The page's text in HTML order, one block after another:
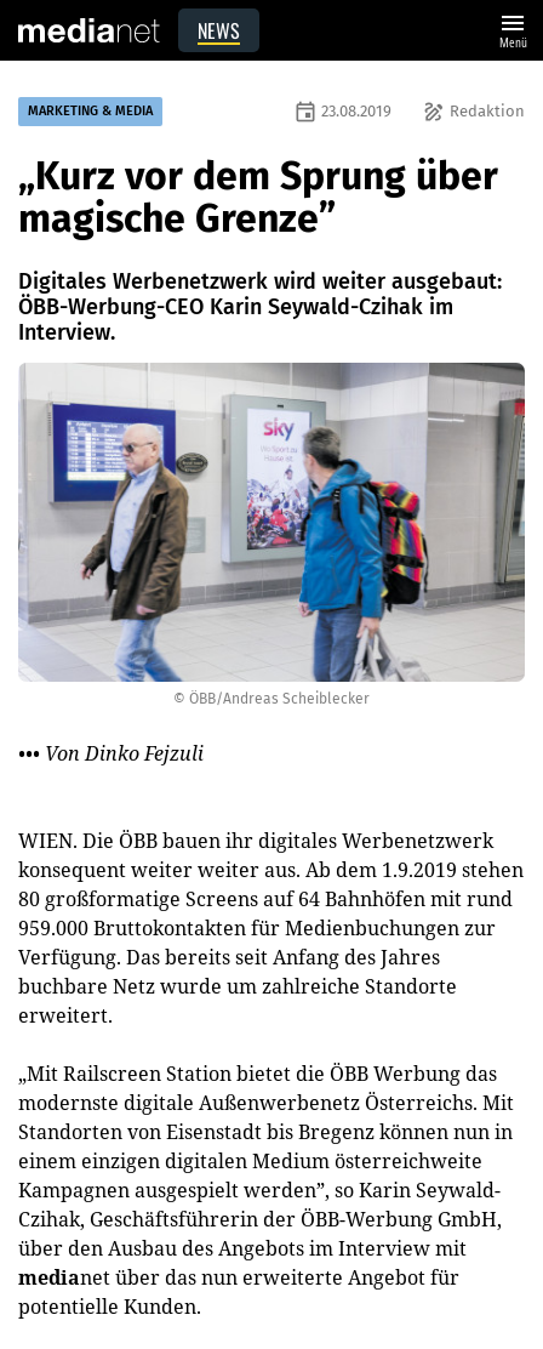
NEWS menu
Menü
© ÖBB/Andreas Scheiblecker
MARKETING & MEDIA draw Redaktion
event 23.08.2019
„Kurz vor dem Sprung über
magische Grenze”
Digitales Werbenetzwerk wird weiter ausgebaut:
ÖBB-Werbung-CEO Karin Seywald-Czihak im
Interview.
••• Von Dinko Fejzuli
WIEN. Die ÖBB bauen ihr digitales Werbenetzwerk
konsequent weiter weiter aus. Ab dem 1.9.2019 stehen
80 großformatige Screens auf 64 Bahnhöfen mit rund
959.000 Bruttokontakten für Medienbuchungen zur
Verfügung. Das bereits seit Anfang des Jahres
buchbare Netz wurde um zahlreiche Standorte
erweitert.
„Mit Railscreen Station bietet die ÖBB Werbung das
modernste digitale Außenwerbenetz Österreichs. Mit
Standorten von Eisenstadt bis Bregenz können nun in
einem einzigen digitalen Medium österreichweite
Kampagnen ausgespielt werden”, so Karin Seywald-
Czihak, Geschäftsführerin der ÖBB-Werbung GmbH,
über den Ausbau des Angebots im Interview mit
medianet über das nun erweiterte Angebot für
potentielle Kunden.